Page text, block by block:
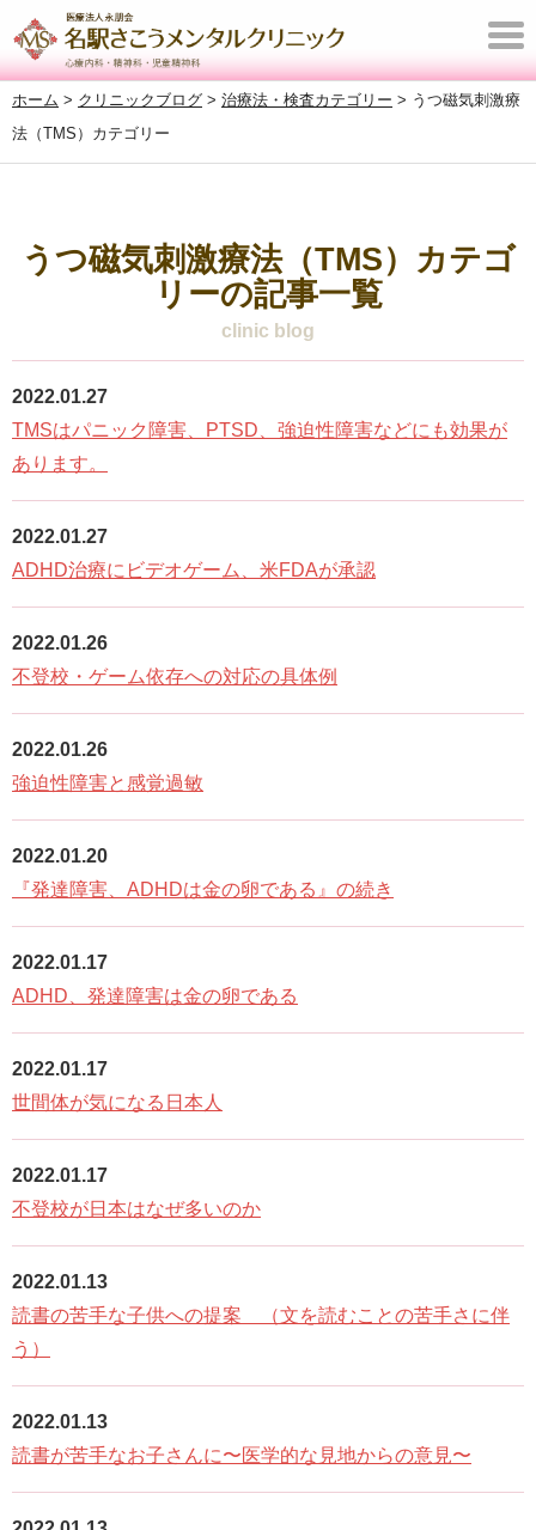
T
o
g
l
a
t
o
ホーム > クリニックブログ > 治療法・検査カテゴリー > うつ磁気刺激療
法（TMS）カテゴリー
うつ磁気刺激療法（TMS）カテゴ
リーの記事一覧
clinic blog
2022.01.27
TMSはパニック障害、PTSD、強迫性障害などにも効果が
あります。
2022.01.27
ADHD治療にビデオゲーム、米FDAが承認
2022.01.26
不登校・ゲーム依存への対応の具体例
2022.01.26
強迫性障害と感覚過敏
2022.01.20
『発達障害、ADHDは金の卵である』の続き
2022.01.17
ADHD、発達障害は金の卵である
2022.01.17
世間体が気になる日本人
2022.01.17
不登校が日本はなぜ多いのか
2022.01.13
読書の苦手な子供への提案 （文を読むことの苦手さに伴
う）
2022.01.13
読書が苦手なお子さんに〜医学的な見地からの意見〜